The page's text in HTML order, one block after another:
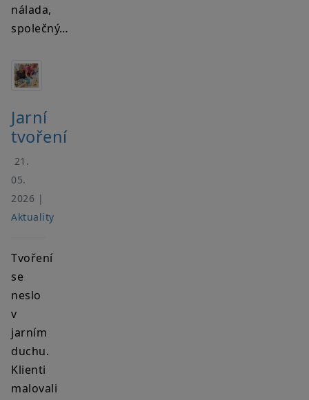
nálada,
společný…
Jarní
tvoření
21.
05.
2026 |
Aktuality
Tvoření
se
neslo
v
jarním
duchu.
Klienti
malovali